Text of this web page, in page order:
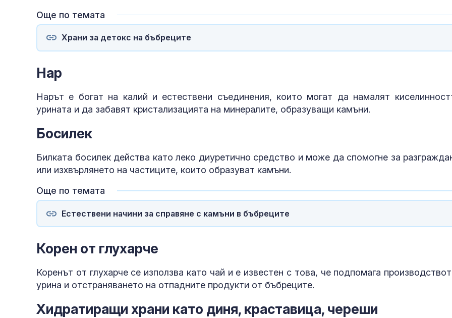
Още по темата
Храни за детокс на бъбреците
Нар
Нарът е богат на калий и естествени съединения, които могат да намалят
урината и да забавят кристализацията на минералите, образуващи камъни.
Босилек
Билката босилек действа като леко диуретично средство и може да спомогне за
или изхвърлянето на частиците, които образуват камъни.
Още по темата
Естествени начини за справяне с камъни в бъбреците
Корен от глухарче
Коренът от глухарче се използва като чай и е известен с това, че подпомага
урина и отстраняването на отпадните продукти от бъбреците.
Хидратиращи храни като диня, краставица, череши
намериха 460